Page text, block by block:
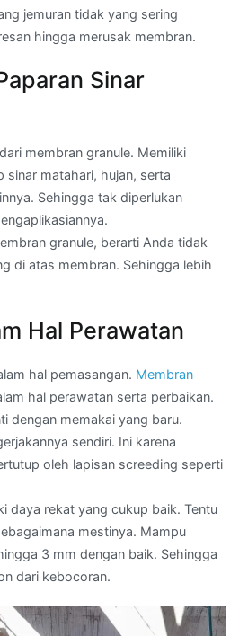
jemuran tidak yang sering
hingga merusak membran.
Sinar
membran granule. Memiliki
sinar matahari, hujan, serta
Sehingga tak diperlukan
granule, berarti Anda tidak
di atas membran. Sehingga lebih
Hal Perawatan
hal pemasangan. Membran
hal perawatan serta perbaikan.
dengan memakai yang baru.
sendiri. Ini karena
oleh lapisan screeding seperti
daya rekat yang cukup baik. Tentu
mestinya. Mampu
3 mm dengan baik. Sehingga
dari kebocoran.